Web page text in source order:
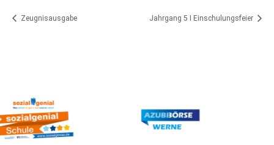
Zeugnisausgabe Jahrgang 5 I Einschulungsfeier